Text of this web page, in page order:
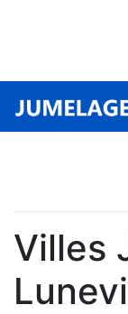
Villes